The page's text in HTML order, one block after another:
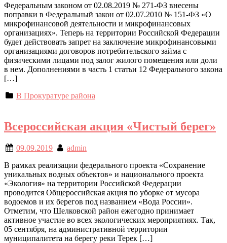
Федеральным законом от 02.08.2019 № 271-ФЗ внесены
поправки в Федеральный закон от 02.07.2010 № 151-ФЗ «О
микрофинансовой деятельности и микрофинансовых
организациях». Теперь на территории Российской Федерации
будет действовать запрет на заключение микрофинансовыми
организациями договоров потребительского займа с
физическими лицами под залог жилого помещения или доли
в нем. Дополнениями в часть 1 статьи 12 Федерального закона
[…]
В Прокуратуре района
Всероссийская акция «Чистый берег»
09.09.2019
admin
В рамках реализации федерального проекта «Сохранение
уникальных водных объектов» и национального проекта
«Экология» на территории Российской Федерации
проводится Общероссийская акция по уборке от мусора
водоемов и их берегов под названием «Вода России».
Отметим, что Шелковской район ежегодно принимает
активное участие во всех экологических мероприятиях. Так,
05 сентября, на административной территории
муниципалитета на берегу реки Терек […]